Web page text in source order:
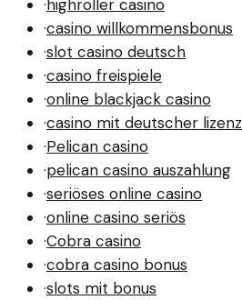
·highroller casino
·casino willkommensbonus
·slot casino deutsch
·casino freispiele
·online blackjack casino
·casino mit deutscher lizenz
·Pelican casino
·pelican casino auszahlung
·seriöses online casino
·online casino seriös
·Cobra casino
·cobra casino bonus
·slots mit bonus